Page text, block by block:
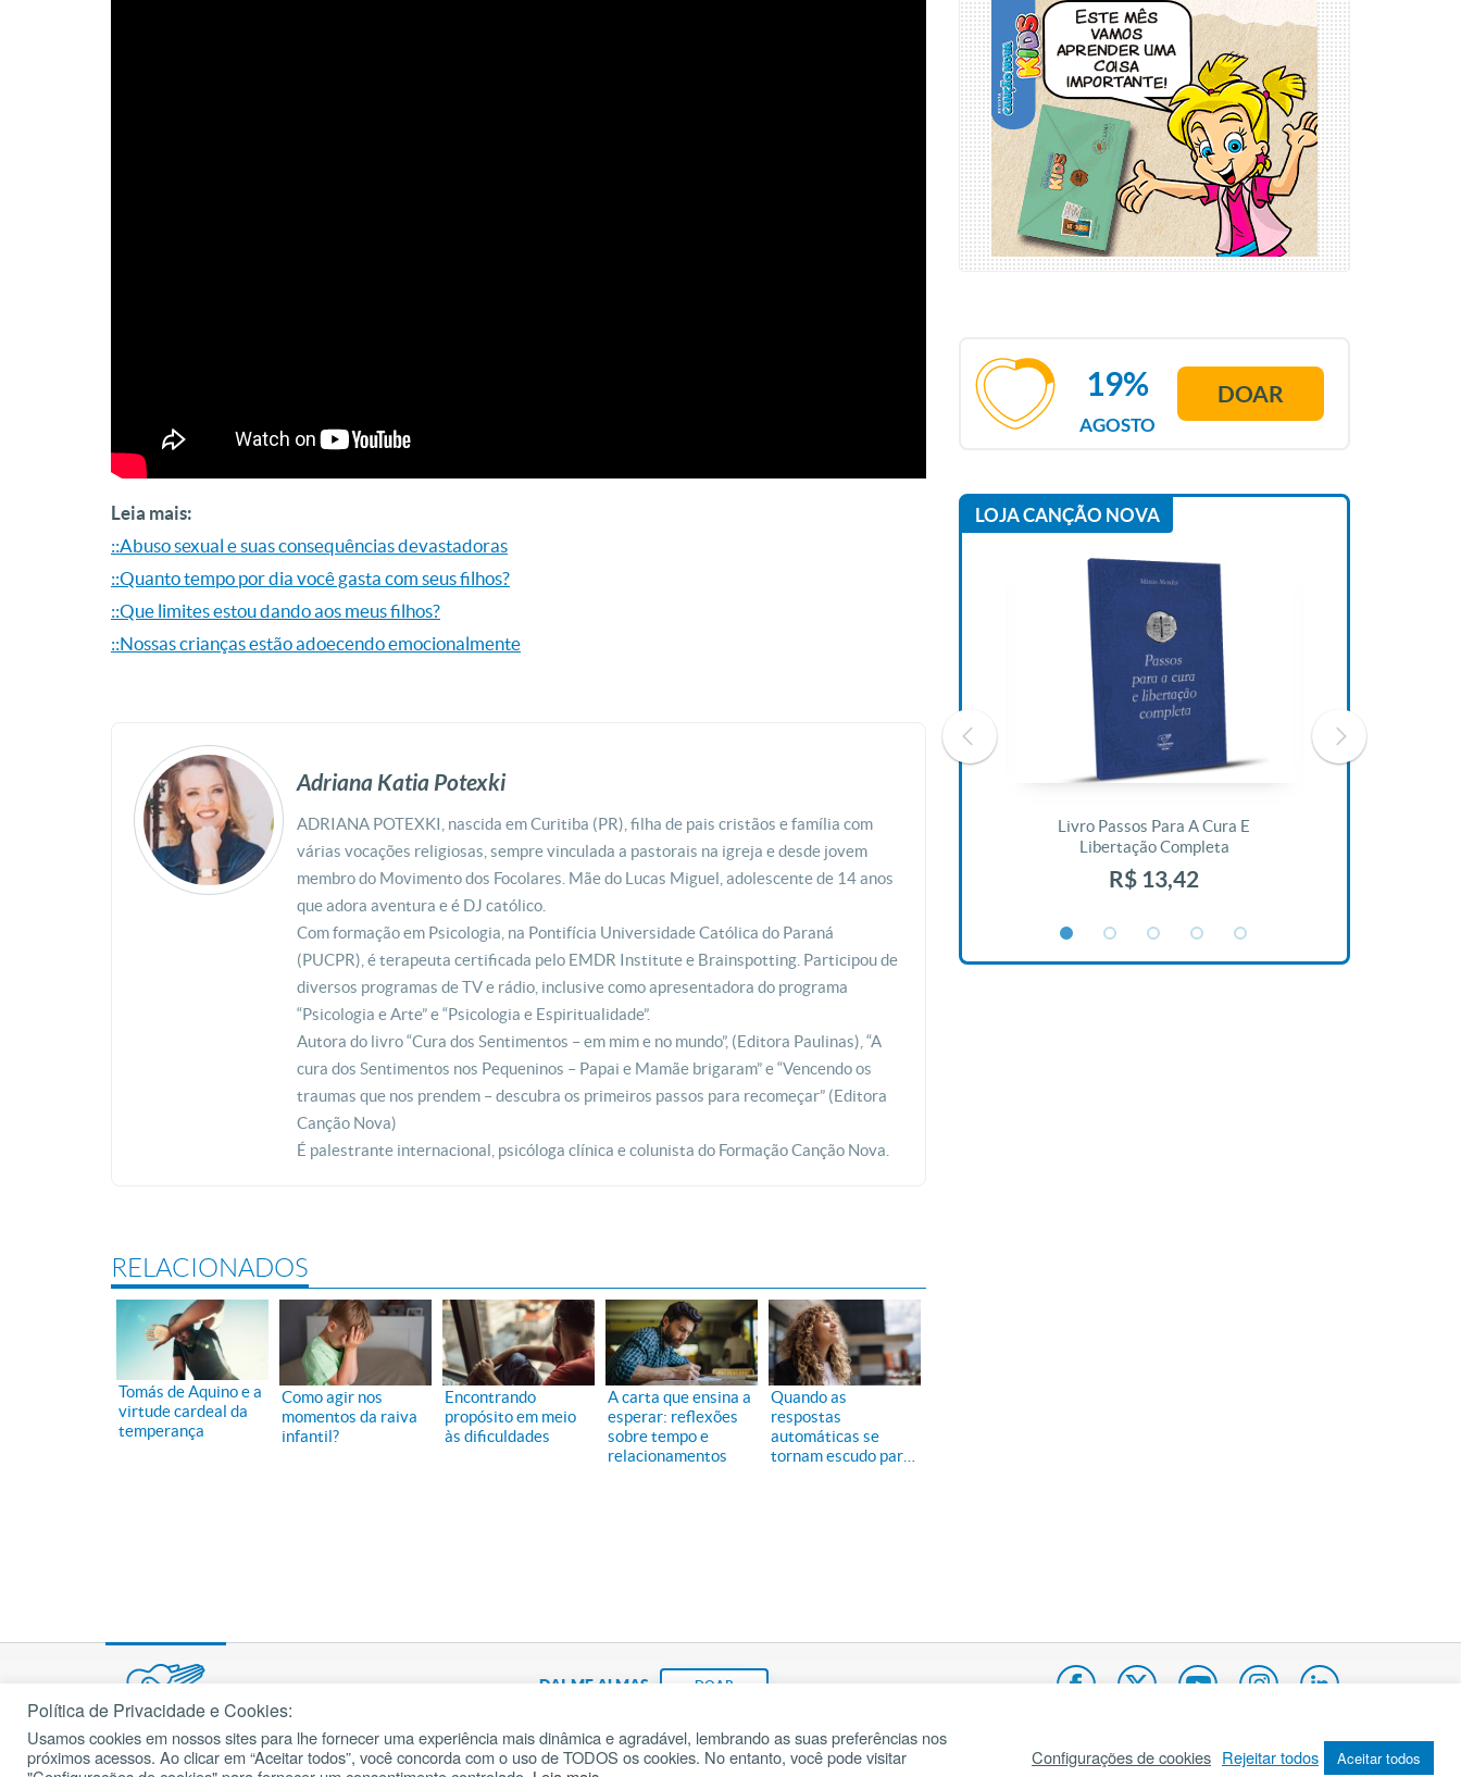
Leia mais:
::Abuso sexual e suas consequências devastadoras
::Quanto tempo por dia você gasta com seus filhos?
::Que limites estou dando aos meus filhos?
::Nossas crianças estão adoecendo emocionalmente
Adriana Katia Potexki
ADRIANA POTEXKI, nascida em Curitiba (PR), filha de pais cristãos e família com
várias vocações religiosas, sempre vinculada a pastorais na igreja e desde jovem
membro do Movimento dos Focolares. Mãe do Lucas Miguel, adolescente de 14 anos
que adora aventura e é DJ católico.
Com formação em Psicologia, na Pontifícia Universidade Católica do Paraná
(PUCPR), é terapeuta certificada pelo EMDR Institute e Brainspotting. Participou de
diversos programas de TV e rádio, inclusive como apresentadora do programa
“Psicologia e Arte” e “Psicologia e Espiritualidade”.
Autora do livro “Cura dos Sentimentos – em mim e no mundo”, (Editora Paulinas), “A
cura dos Sentimentos nos Pequeninos – Papai e Mamãe brigaram” e “Vencendo os
traumas que nos prendem – descubra os primeiros passos para recomeçar” (Editora
Canção Nova)
É palestrante internacional, psicóloga clínica e colunista do Formação Canção Nova.
RELACIONADOS
Tomás de Aquino e a
virtude cardeal da
temperança
Como agir nos
momentos da raiva
infantil?
Encontrando
propósito em meio
às dificuldades
A carta que ensina a
esperar: reflexões
sobre tempo e
relacionamentos
Quando as
respostas
automáticas se
tornam escudo para
AGOSTO
19% DOAR
LOJA CANÇÃO NOVA
Livro O Padre: A História De
Vida De Jonas Abib
R$ 42,41
Livro Passos Para A Cura E
Libertação Completa
R$ 13,42
DAI-ME ALMAS DOAR
Fundação João Paulo II Pedido de Oração Mapa do site Internacional
cancaonova.com© 2002 – 2026
Todos os direitos reservados.
Política de Privacidade e Cookies:
Usamos cookies em nossos sites para lhe fornecer uma experiência mais dinâmica e agradável, lembrando as suas preferências nos
próximos acessos. Ao clicar em “Aceitar todos”, você concorda com o uso de TODOS os cookies. No entanto, você pode visitar
Configurações de cookies Rejeitar todos Aceitar todos